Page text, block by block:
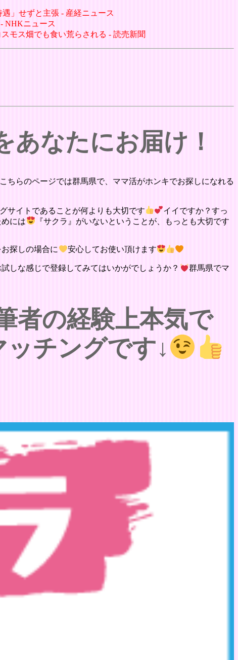
」せずと主張 - 産経ニュース
NHKニュース
モス畑でも食い荒らされる - 読売新聞
なたにお届け！
こちらのページでは群馬県で、ママ活がホンキでお探しになれる
サイトであることが何よりも大切です
イイですか？すっ
には 『サクラ』がいないということが、もっとも大切です
探しの場合に 安心してお使い頂けます
試しな感じで登録してみてはいかがでしょうか？
群馬県でマ
者の経験上本気で
チングです↓